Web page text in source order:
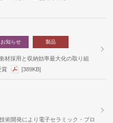
お知らせ 製品
材採用と収納効率最大化の取り組
賞
[389KB]
術開発により電子セラミック・プロ